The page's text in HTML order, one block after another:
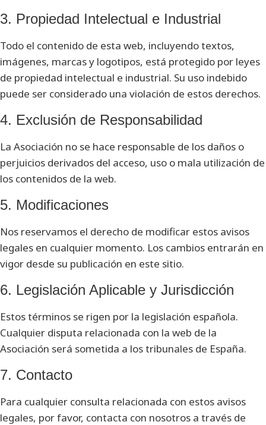
3. Propiedad Intelectual e Industrial
Todo el contenido de esta web, incluyendo textos,
imágenes, marcas y logotipos, está protegido por leyes
de propiedad intelectual e industrial. Su uso indebido
puede ser considerado una violación de estos derechos.
4. Exclusión de Responsabilidad
La Asociación no se hace responsable de los daños o
perjuicios derivados del acceso, uso o mala utilización de
los contenidos de la web.
5. Modificaciones
Nos reservamos el derecho de modificar estos avisos
legales en cualquier momento. Los cambios entrarán en
vigor desde su publicación en este sitio.
6. Legislación Aplicable y Jurisdicción
Estos términos se rigen por la legislación española.
Cualquier disputa relacionada con la web de la
Asociación será sometida a los tribunales de España.
7. Contacto
Para cualquier consulta relacionada con estos avisos
legales, por favor, contacta con nosotros a través de